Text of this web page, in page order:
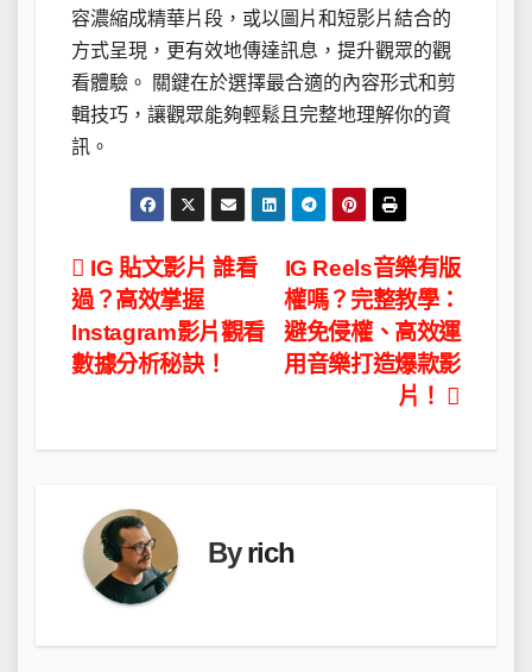
容濃縮成精華片段，或以圖片和短影片結合的
方式呈現，更有效地傳達訊息，提升觀眾的觀
看體驗。 關鍵在於選擇最合適的內容形式和剪
輯技巧，讓觀眾能夠輕鬆且完整地理解你的資
訊。
文
章
導
IG Reels音樂有版
權嗎？完整教學：
避免侵權、高效運
用音樂打造爆款影
片！
IG 貼文影片 誰看
過？高效掌握
Instagram影片觀看
數據分析秘訣！
Byrich